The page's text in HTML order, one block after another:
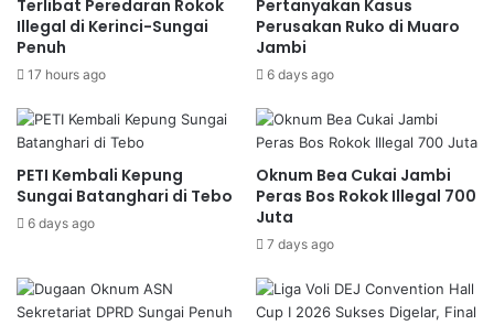
Terlibat Peredaran Rokok
Illegal di Kerinci-Sungai
Penuh
17 hours ago
Pertanyakan Kasus
Perusakan Ruko di Muaro
Jambi
6 days ago
PETI Kembali Kepung
Sungai Batanghari di Tebo
6 days ago
Oknum Bea Cukai Jambi
Peras Bos Rokok Illegal 700
Juta
7 days ago